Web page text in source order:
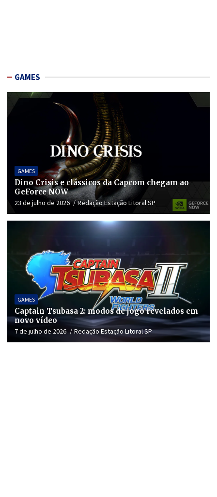
GAMES
GAMES
Dino Crisis e clássicos da Capcom chegam ao
GeForce NOW
23 de julho de 2026 Redação Estação Litoral SP
GAMES
Captain Tsubasa 2: modos de jogo revelados em
novo vídeo
7 de julho de 2026 Redação Estação Litoral SP